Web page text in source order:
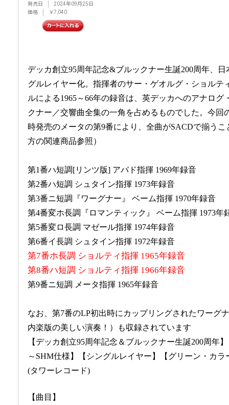
発売日
2024年09月25日
価格
￥7,040
デッカ創立95周年記念&ブルックナー生誕200周年、
グルレイヤー化。指揮者のサー・ゲオルグ・ショルテ
ルによる1965～66年の録音は、英デッカへのアナロ
クナー／交響曲全集の一角を占めるものでした。今回
時発売のメータの第9番により、全曲がSACDで揃う
方の関連商品参照）
第1番ハ短調[リンツ版] アバド指揮 1969年録音
第2番ハ短調 シュタイン指揮 1973年録音
第3番ニ短調『ワーグナー』 ベーム指揮 1970年録音
第4番変ホ長調『ロマンティック』 ベーム指揮 1973年
第5番変ロ長調 マゼール指揮 1974年録音
第6番イ長調 シュタイン指揮 1972年録音
第7番ホ長調 ショルティ指揮 1965年録音
第8番ハ短調 ショルティ指揮 1966年録音
第9番ニ短調 メータ指揮 1965年録音
なお、第7番のLP初出時にカップリングされたワーグ
内楽版の美しい演奏！）も収録されています
【デッカ創立95周年記念＆ブルックナー生誕200周年
～SHM仕様】【シングルレイヤー】【グリーン・カ
(タワーレコード)
【曲目】